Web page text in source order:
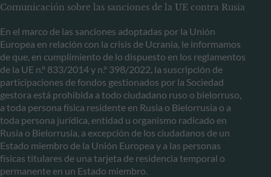
Comunicación sobre las sanciones de la UE contra Rusia
En el marco de las sanciones adoptadas por la Unión
Europea en relación con la crisis de Ucrania, le informamos
de que, en cumplimiento de lo dispuesto en los reglamentos
de la UE n.º 833/2014 y n.º 398/2022, la suscripción de
participaciones de fondos gestionados por la Sociedad
gestora está prohibida a todo ciudadano ruso o bielorruso,
a toda persona física residente en Rusia o Bielorrusia o a
toda persona jurídica, entidad u organismo radicado en
Rusia o Bielorrusia, a excepción de los ciudadanos de un
Estado miembro de la Unión Europea y a las personas
físicas titulares de una tarjeta de residencia temporal o
permanente en un Estado miembro.